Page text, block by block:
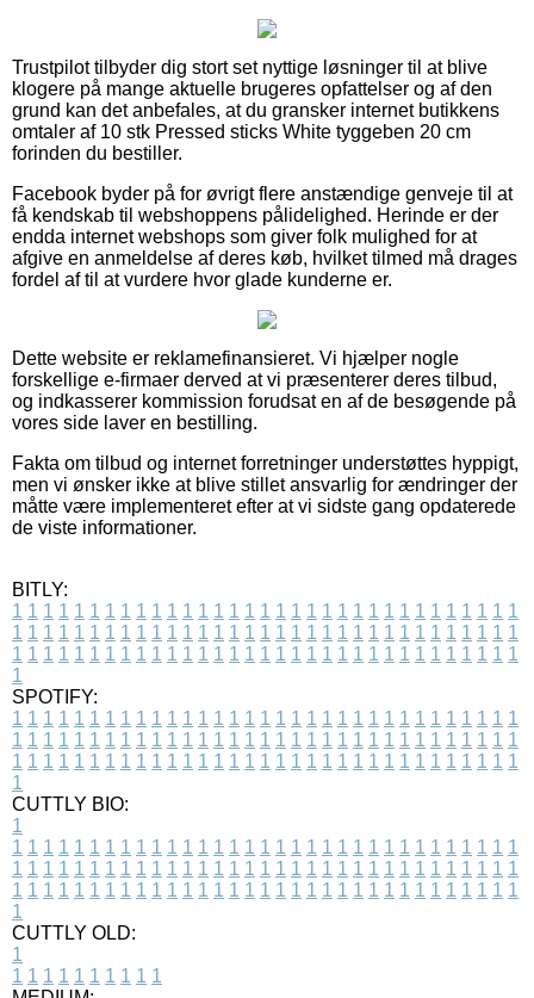
Trustpilot tilbyder dig stort set nyttige løsninger til at blive
klogere på mange aktuelle brugeres opfattelser og af den
grund kan det anbefales, at du gransker internet butikkens
omtaler af 10 stk Pressed sticks White tyggeben 20 cm
forinden du bestiller.
Facebook byder på for øvrigt flere anstændige genveje til at
få kendskab til webshoppens pålidelighed. Herinde er der
endda internet webshops som giver folk mulighed for at
afgive en anmeldelse af deres køb, hvilket tilmed må drages
fordel af til at vurdere hvor glade kunderne er.
Dette website er reklamefinansieret. Vi hjælper nogle
forskellige e-firmaer derved at vi præsenterer deres tilbud,
og indkasserer kommission forudsat en af de besøgende på
vores side laver en bestilling.
Fakta om tilbud og internet forretninger understøttes hyppigt,
men vi ønsker ikke at blive stillet ansvarlig for ændringer der
måtte være implementeret efter at vi sidste gang opdaterede
de viste informationer.
BITLY:
1 1 1 1 1 1 1 1 1 1 1 1 1 1 1 1 1 1 1 1 1 1 1 1 1 1 1 1 1 1 1 1 1
1 1 1 1 1 1 1 1 1 1 1 1 1 1 1 1 1 1 1 1 1 1 1 1 1 1 1 1 1 1 1 1 1
1 1 1 1 1 1 1 1 1 1 1 1 1 1 1 1 1 1 1 1 1 1 1 1 1 1 1 1 1 1 1 1 1
1
SPOTIFY:
1 1 1 1 1 1 1 1 1 1 1 1 1 1 1 1 1 1 1 1 1 1 1 1 1 1 1 1 1 1 1 1 1
1 1 1 1 1 1 1 1 1 1 1 1 1 1 1 1 1 1 1 1 1 1 1 1 1 1 1 1 1 1 1 1 1
1 1 1 1 1 1 1 1 1 1 1 1 1 1 1 1 1 1 1 1 1 1 1 1 1 1 1 1 1 1 1 1 1
1
CUTTLY BIO:
1
1 1 1 1 1 1 1 1 1 1 1 1 1 1 1 1 1 1 1 1 1 1 1 1 1 1 1 1 1 1 1 1 1
1 1 1 1 1 1 1 1 1 1 1 1 1 1 1 1 1 1 1 1 1 1 1 1 1 1 1 1 1 1 1 1 1
1 1 1 1 1 1 1 1 1 1 1 1 1 1 1 1 1 1 1 1 1 1 1 1 1 1 1 1 1 1 1 1 1
1
CUTTLY OLD:
1
1 1 1 1 1 1 1 1 1 1